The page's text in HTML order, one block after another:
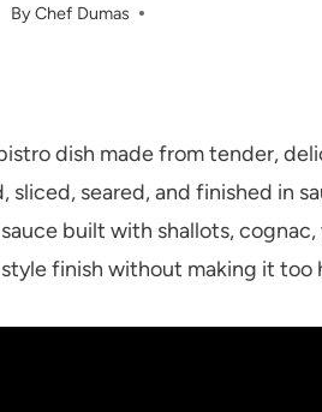
ByChef Dumas
dish made from tender,
sliced, seared, and finished in
built with shallots,
finish without making it too